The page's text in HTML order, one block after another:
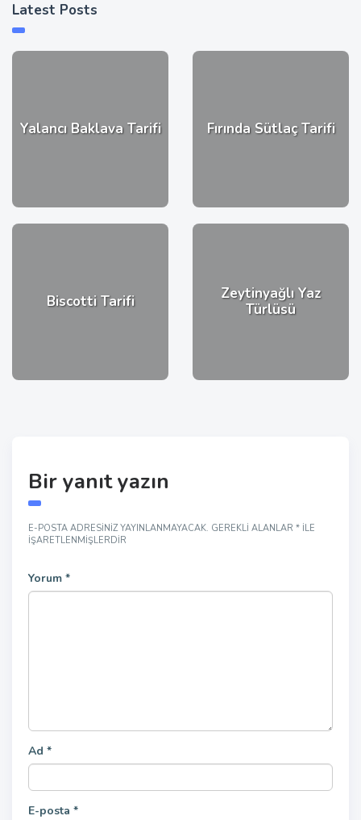
Latest Posts
Yalancı Baklava Tarifi Fırında Sütlaç Tarifi
Biscotti Tarifi
Zeytinyağlı Yaz
Türlüsü
Bir yanıt yazın
E-POSTA ADRESINIZ YAYINLANMAYACAK. GEREKLI ALANLAR * ILE
IŞARETLENMIŞLERDIR
Yorum *
Ad *
E-posta *